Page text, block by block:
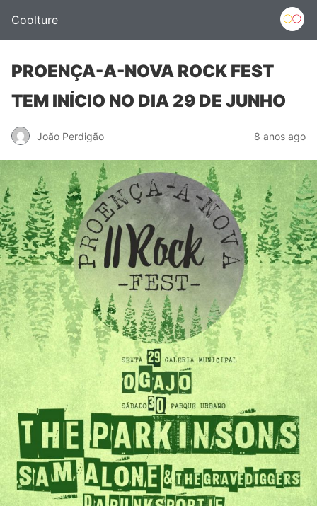
Coolture
PROENÇA-A-NOVA ROCK FEST
TEM INÍCIO NO DIA 29 DE JUNHO
João Perdigão 8 anos ago